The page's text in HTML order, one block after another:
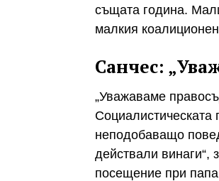
същата година.
малкия
Санчес:
„Уважаваме
неподобаващо
действали
посещение при